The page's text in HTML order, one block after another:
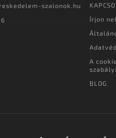
szalonok.hu
Írjon
A
BLOG